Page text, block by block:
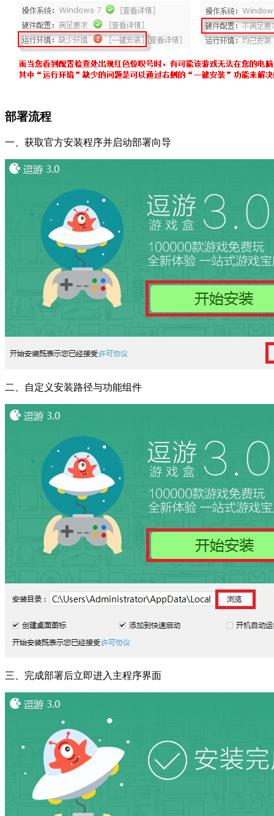
部署流程
一、获取官方安装程序并启动部署向导
二、自定义安装路径与功能组件
三、完成部署后立即进入主程序界面